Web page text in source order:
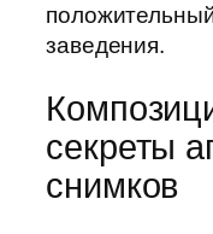
заведения.
секреты
снимков